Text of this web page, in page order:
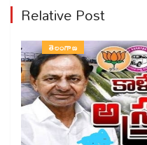
Relative Post
తెలంగాణ